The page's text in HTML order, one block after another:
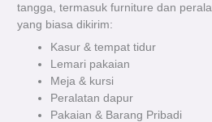
tangga, termasuk furniture dan
yang biasa dikirim:
Kasur & tempat tidur
Lemari pakaian
Meja & kursi
Peralatan dapur
Pakaian & Barang Pribadi